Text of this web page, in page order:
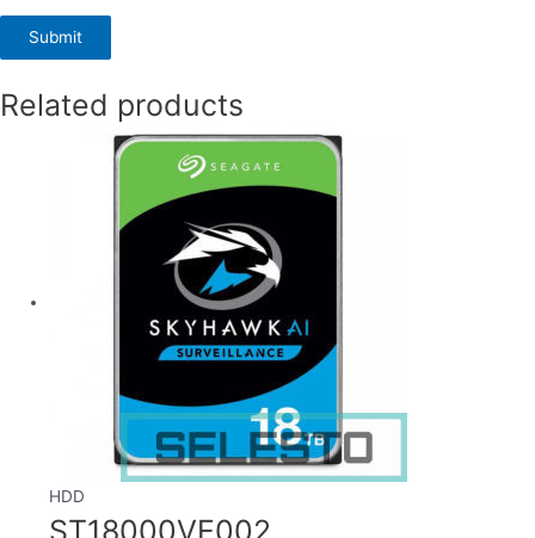
Related products
HDD
ST18000VE002